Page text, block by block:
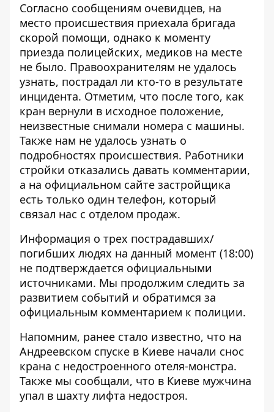
Согласно сообщениям очевидцев, на
место происшествия приехала бригада
скорой помощи, однако к моменту
приезда полицейских, медиков на месте
не было. Правоохранителям не удалось
узнать, пострадал ли кто-то в результате
инцидента. Отметим, что после того, как
кран вернули в исходное положение,
неизвестные снимали номера с машины.
Также нам не удалось узнать о
подробностях происшествия. Работники
стройки отказались давать комментарии,
а на официальном сайте застройщика
есть только один телефон, который
связал нас с отделом продаж.
Информация о трех пострадавших/
погибших людях на данный момент (18:00)
не подтверждается официальными
источниками. Мы продолжим следить за
развитием событий и обратимся за
официальным комментарием к полиции.
Напомним, ранее стало известно, что на
Андреевском спуске в Киеве начали снос
крана с недостроенного отеля-монстра.
Также мы сообщали, что в Киеве мужчина
упал в шахту лифта недостроя.